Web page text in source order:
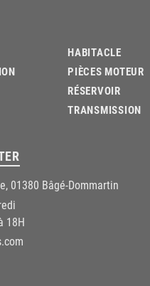
HABITACLE
PIÈCES MOTEUR
RÉSERVOIR
TRANSMISSION
01380 Bâgé-Dommartin
18H